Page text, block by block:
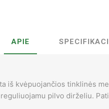
APIE
iš kvėpuojančios tinklinės
reguliuojamu pilvo dirželiu.